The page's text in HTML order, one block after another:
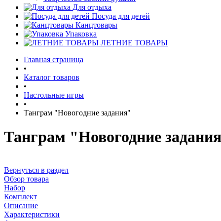
Для отдыха
Посуда для детей
Канцтовары
Упаковка
ЛЕТНИЕ ТОВАРЫ
Главная страница
•
Каталог товаров
•
Настольные игры
•
Танграм "Новогодние задания"
Танграм "Новогодние
Вернуться в раздел
Обзор товара
Набор
Комплект
Описание
Характеристики